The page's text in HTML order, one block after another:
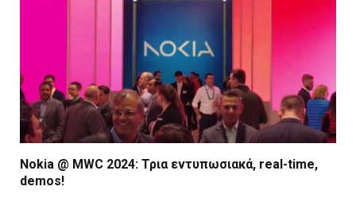
Nokia @ MWC 2024: Τρια εντυπωσιακά, real-time,
demos!